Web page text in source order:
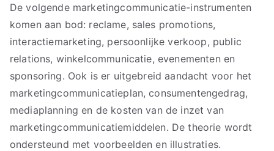
De volgende marketingcommunicatie-instrumenten
komen aan bod: reclame, sales promotions,
interactiemarketing, persoonlijke verkoop, public
relations, winkelcommunicatie, evenementen en
sponsoring. Ook is er uitgebreid aandacht voor het
marketingcommunicatieplan, consumentengedrag,
mediaplanning en de kosten van de inzet van
marketingcommunicatiemiddelen. De theorie wordt
ondersteund met voorbeelden en illustraties.